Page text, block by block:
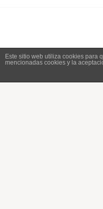
Este sitio web utiliza cookies para
mencionadas cookies y la